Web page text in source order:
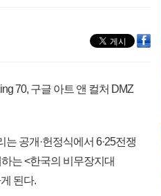
70, 구글 아트 앤 컬처 DMZ
공개·헌정식에서 6·25전쟁
는 <한국의 비무장지대
된다.